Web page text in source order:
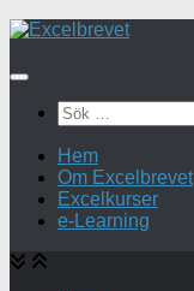
Under
Sök
efter:
Hem
Om Excelbrevet
Excelkurser
e-Learning